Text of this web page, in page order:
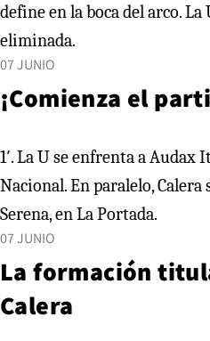
define en la boca del arco.
eliminada.
07 JUNIO
¡Comienza el
1′. La U se enfrenta a Audax Italiano, en el Estadio
Nacional. En paralelo,
Serena, en La Portada.
07 JUNIO
La formación
Calera